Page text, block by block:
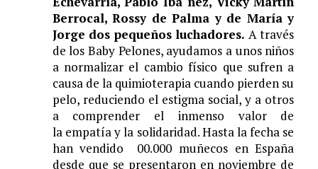
Berrocal, Rossy de Palma y de María y
Jorge dos pequeños luchadores. A través
de los Baby Pelones, ayudamos a unos niños
a normalizar el cambio físico que sufren a
causa de la quimioterapia cuando pierden su
pelo, reduciendo el estigma social, y a otros
a comprender el inmenso valor de
la empatía y la solidaridad. Hasta la fecha se
han vendido 00.000 muñecos en España
desde que se presentaron en noviembre de